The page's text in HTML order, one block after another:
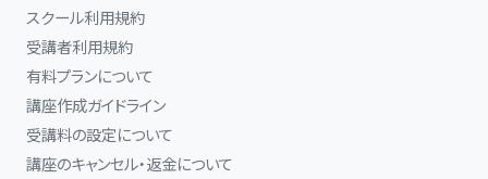
スクール利用規約
受講者利用規約
有料プランについて
講座作成ガイドライン
受講料の設定について
講座のキャンセル・返金について